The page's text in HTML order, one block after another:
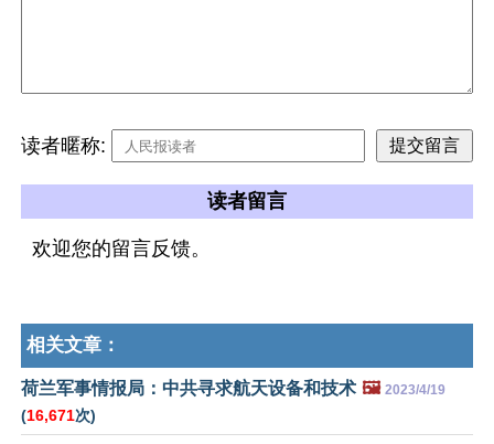
读者暱称:
读者留言
欢迎您的留言反馈。
相关文章：
荷兰军事情报局：中共寻求航天设备和技术 🖼️ 2023/4/19
(16,671次)